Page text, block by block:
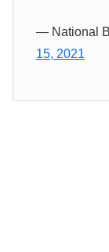
— National
15, 2021